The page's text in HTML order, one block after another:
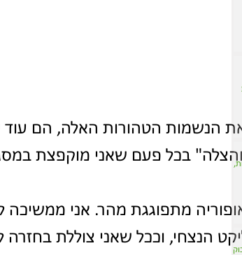
הנשמות הטהורות האלה, הם עוד
והצלה" בכל פעם שאני מוקפצת
מתפוגגת מהר. אני ממשיכה
הנצחי, וככל שאני צוללת